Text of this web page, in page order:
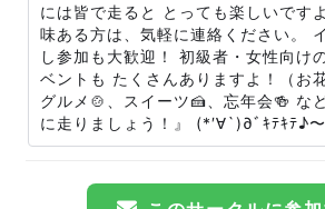
には皆で走ると とっても楽しいです
味ある方は、気軽に連絡ください。
し参加も大歓迎！ 初級者・女性向け
ベントも たくさんありますよ！（お
グルメ🍲、スイーツ🍰、忘年会🍻 な
に走りましょう！』 (*′∀`)∂ﾞｷﾃｷﾃ♪